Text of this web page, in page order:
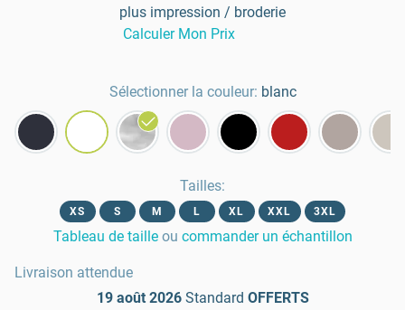
plus impression / broderie
Calculer Mon Prix
Sélectionner la couleur: blanc
Tailles:
XS S M L XL XXL 3XL
Tableau de taille ou commander un échantillon
Livraison attendue
19 août 2026 Standard OFFERTS